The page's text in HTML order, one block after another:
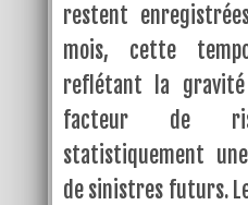
restent
mois, cette
reflétant la
facteur de
statistiquement
de sinistres futurs.